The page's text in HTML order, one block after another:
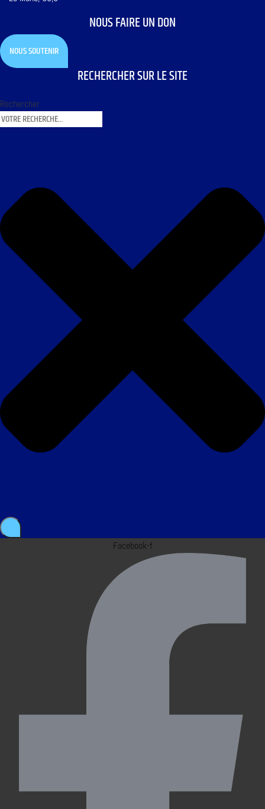
NOUS FAIRE UN DON
NOUS SOUTENIR
RECHERCHER SUR LE SITE
Rechercher
Facebook-f